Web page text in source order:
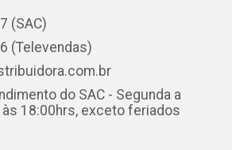
(SAC)
(Televendas)
do SAC - Segunda a
18:00hrs, exceto feriados